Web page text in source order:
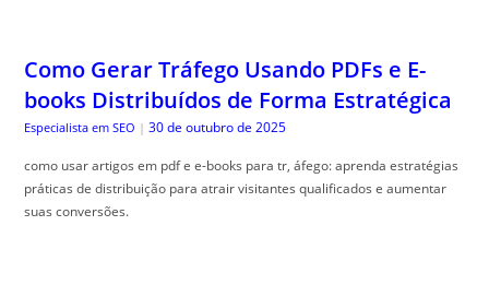
Como Gerar Tráfego Usando PDFs e E-
books Distribuídos de Forma Estratégica
Especialista em SEO | 30 de outubro de 2025
como usar artigos em pdf e e-books para tr, áfego: aprenda estratégias
práticas de distribuição para atrair visitantes qualificados e aumentar
suas conversões.